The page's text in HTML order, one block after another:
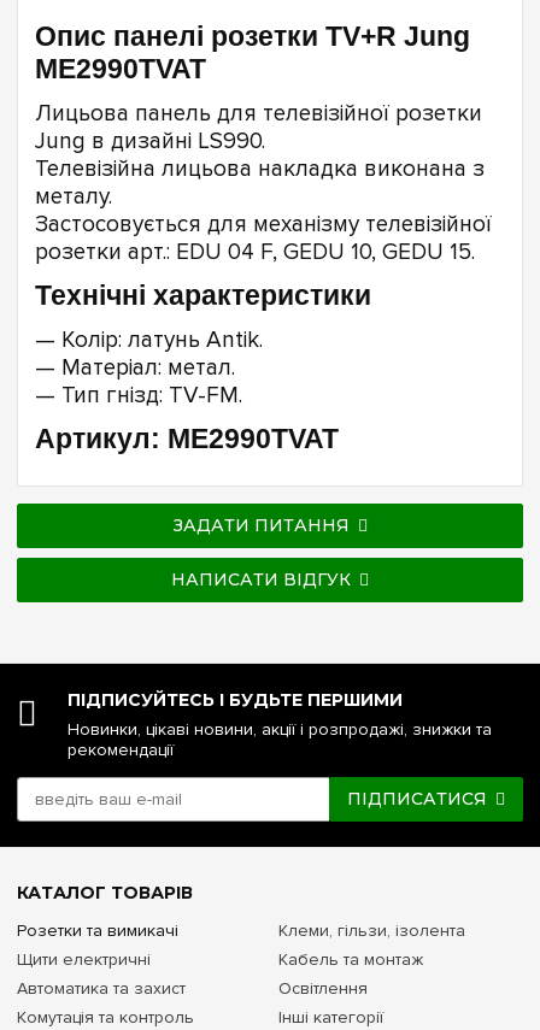
Опис панелі розетки TV+R Jung
ME2990TVAT
Лицьова панель для телевізійної розетки
Jung в дизайні LS990.
Телевізійна лицьова накладка виконана з
металу.
Застосовується для механізму телевізійної
розетки арт.: EDU 04 F, GEDU 10, GEDU 15.
Технічні характеристики
— Колір: латунь Antik.
— Матеріал: метал.
— Тип гнізд: TV-FM.
Артикул: ME2990TVAT
ЗАДАТИ ПИТАННЯ
НАПИСАТИ ВІДГУК
ПІДПИСУЙТЕСЬ І БУДЬТЕ ПЕРШИМИ
Новинки, цікаві новини, акції і розпродажі, знижки та
рекомендації
ПІДПИСАТИСЯ
КАТАЛОГ ТОВАРІВ
Розетки та вимикачі
Щити електричні
Автоматика та захист
Комутація та контроль
Клеми, гільзи, ізолента
Кабель та монтаж
Освітлення
Інші категорії